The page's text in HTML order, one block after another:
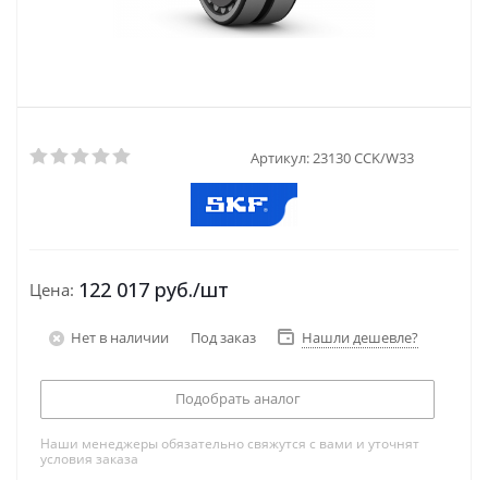
Артикул: 23130 CCK/W33
Цена: 122 017 руб./шт
Нет в наличии Под заказ Нашли дешевле?
Подобрать аналог
Наши менеджеры обязательно свяжутся с вами и уточнят
условия заказа